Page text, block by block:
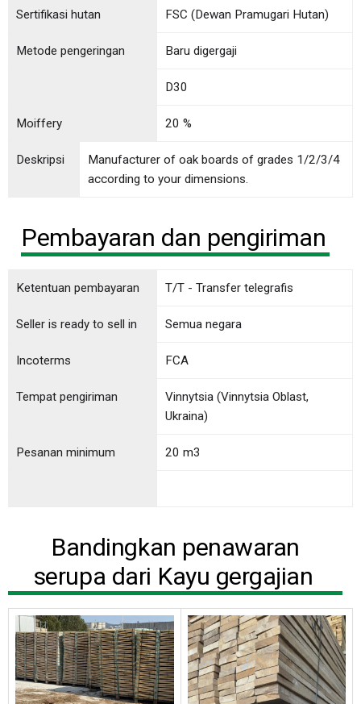
Sertifikasi hutan FSC (Dewan Pramugari Hutan)
Metode pengeringan Baru digergaji
D30
Moiffery 20 %
Deskripsi
Manufacturer of oak boards of grades 1/2/3/4
according to your dimensions.
Pembayaran dan pengiriman
Ketentuan pembayaran T/T - Transfer telegrafis
Incoterms FCA
Pesanan minimum 20 m3
Seller is ready to sell in Semua negara
Tempat pengiriman
Vinnytsia (Vinnytsia Oblast,
Ukraina)
Bandingkan penawaran
serupa dari Kayu gergajian